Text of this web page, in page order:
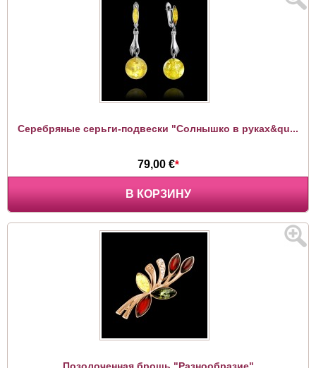
Серебряные серьги-подвески "Солнышко в руках&qu...
79,00 €*
В КОРЗИНУ